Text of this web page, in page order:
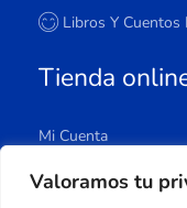
Valoramos tu
Libros Y Cuentos
Tienda
Mi Cuenta
Carrito